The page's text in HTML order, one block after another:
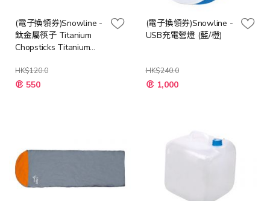
(電子換領券)Snowline -
鈦金屬筷子 Titanium
Chopsticks Titanium
HK$120.0
特
殊 550
(電子換領券)Snowline -
USB充電營燈 (藍/橙)
HK$240.0
1,000